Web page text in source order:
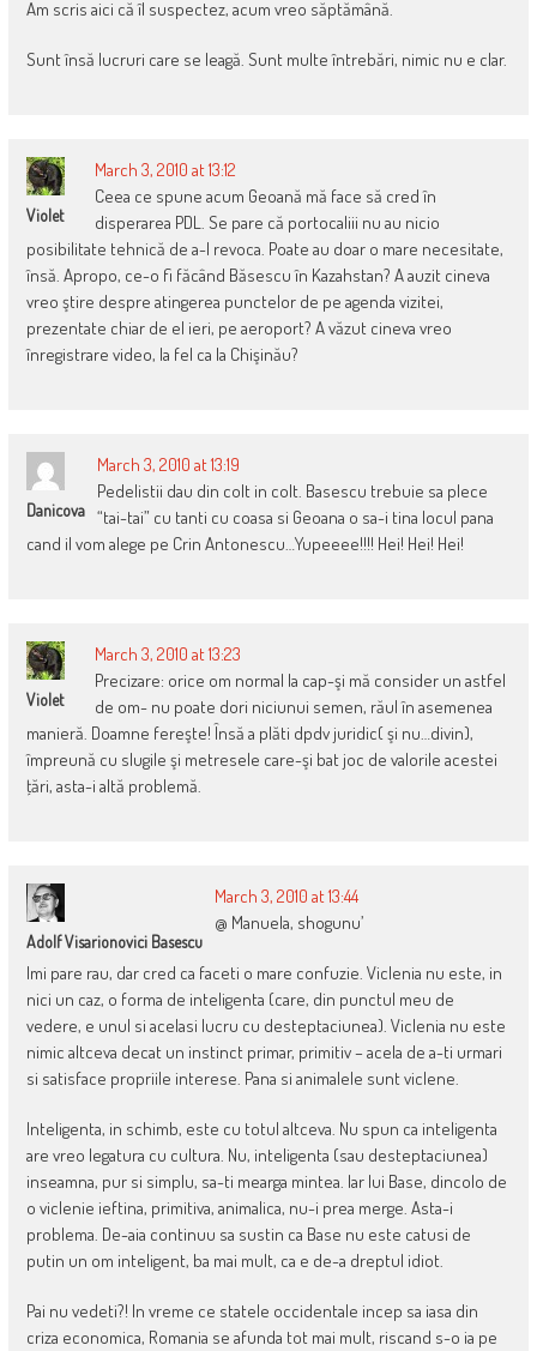
Am scris aici că îl suspectez, acum vreo săptămână.
Sunt însă lucruri care se leagă. Sunt multe întrebări, nimic nu e clar.
Violet
March 3, 2010 at 13:12
Ceea ce spune acum Geoană mă face să cred în
disperarea PDL. Se pare că portocaliii nu au nicio
posibilitate tehnică de a-l revoca. Poate au doar o mare necesitate,
însă. Apropo, ce-o fi făcând Băsescu în Kazahstan? A auzit cineva
vreo ştire despre atingerea punctelor de pe agenda vizitei,
prezentate chiar de el ieri, pe aeroport? A văzut cineva vreo
înregistrare video, la fel ca la Chişinău?
Danicova
March 3, 2010 at 13:19
Pedelistii dau din colt in colt. Basescu trebuie sa plece
“tai-tai” cu tanti cu coasa si Geoana o sa-i tina locul pana
cand il vom alege pe Crin Antonescu…Yupeeee!!!! Hei! Hei! Hei!
Violet
March 3, 2010 at 13:23
Precizare: orice om normal la cap-şi mă consider un astfel
de om- nu poate dori niciunui semen, răul în asemenea
manieră. Doamne fereşte! Însă a plăti dpdv juridic( şi nu…divin),
împreună cu slugile şi metresele care-şi bat joc de valorile acestei
ţări, asta-i altă problemă.
Adolf Visarionovici Basescu
March 3, 2010 at 13:44
@ Manuela, shogunu’
Imi pare rau, dar cred ca faceti o mare confuzie. Viclenia nu este, in
nici un caz, o forma de inteligenta (care, din punctul meu de
vedere, e unul si acelasi lucru cu desteptaciunea). Viclenia nu este
nimic altceva decat un instinct primar, primitiv – acela de a-ti urmari
si satisface propriile interese. Pana si animalele sunt viclene.
Inteligenta, in schimb, este cu totul altceva. Nu spun ca inteligenta
are vreo legatura cu cultura. Nu, inteligenta (sau desteptaciunea)
inseamna, pur si simplu, sa-ti mearga mintea. Iar lui Base, dincolo de
o viclenie ieftina, primitiva, animalica, nu-i prea merge. Asta-i
problema. De-aia continuu sa sustin ca Base nu este catusi de
putin un om inteligent, ba mai mult, ca e de-a dreptul idiot.
Pai nu vedeti?! In vreme ce statele occidentale incep sa iasa din
criza economica, Romania se afunda tot mai mult, riscand s-o ia pe